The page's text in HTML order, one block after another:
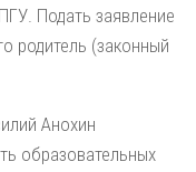
Подать заявление
родитель (законный
Анохин
образовательных